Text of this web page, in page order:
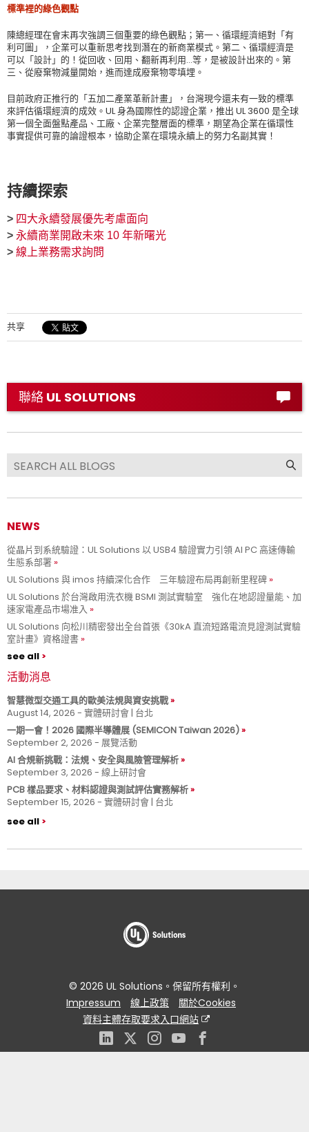
標準裡的綠色觀點
陳總經理在會末再次強調三個重要的綠色觀點；第一、循環經濟絕對「有
利可圖」，企業可以重新思考找到潛在的新商業模式。第二、循環經濟是
可以「設計」的！從回收、回用、翻新再利用…等，是被設計出來的。第
三、從廢棄物減量開始，進而達成廢棄物零填埋。
目前政府正推行的「五加二產業革新計畫」，台灣現今還未有一致的標準
來評估循環經濟的成效。UL 身為國際性的認證企業，推出 UL 3600 是全球
第一個全面盤點產品、工廠、企業完整層面的標準，期望為企業在循環性
事實提供可靠的論證根本，協助企業在環境永續上的努力名副其實！
持續探索
> 四大永續發展優先考慮面向
> 永續商業開啟未來 10 年新曙光
> 線上業務需求詢問
共享
聯絡 UL SOLUTIONS
NEWS
從晶片到系統驗證：UL Solutions 以 USB4 驗證實力引領 AI PC 高速傳輸
生態系部署
UL Solutions 與 imos 持續深化合作 三年驗證布局再創新里程碑
UL Solutions 於台灣啟用洗衣機 BSMI 測試實驗室 強化在地認證量能、加
速家電產品市場准入
UL Solutions 向松川精密發出全台首張《30kA 直流短路電流見證測試實驗
室計畫》資格證書
see all
活動消息
智慧微型交通工具的歐美法規與資安挑戰
August 14, 2026 - 實體研討會 | 台北
一期一會！2026 國際半導體展 (SEMICON Taiwan 2026)
September 2, 2026 - 展覽活動
AI 合規新挑戰：法規、安全與風險管理解析
September 3, 2026 - 線上研討會
PCB 樣品要求、材料認證與測試評估實務解析
September 15, 2026 - 實體研討會 | 台北
see all
© 2026 UL Solutions。保留所有權利。
Impressum
線上政策
關於Cookies
資料主體存取要求入口網站